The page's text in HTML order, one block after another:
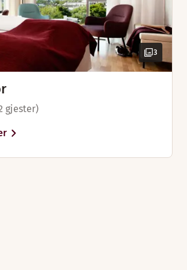
3
gjester)